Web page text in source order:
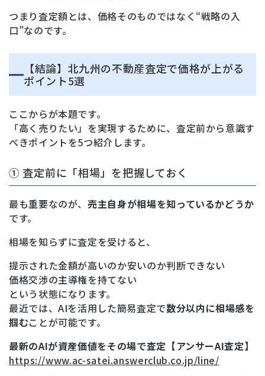
つまり査定額とは、価格そのものではなく“戦略の入
口”なのです。
【結論】北九州の不動産査定で価格が上がる
ポイント5選
ここからが本題です。
「高く売りたい」を実現するために、査定前から意識す
べきポイントを5つ紹介します。
① 査定前に「相場」を把握しておく
最も重要なのが、売主自身が相場を知っているかどうか
です。
相場を知らずに査定を受けると、
提示された金額が高いのか安いのか判断できない
価格交渉の主導権を持てない
という状態になります。
最近では、AIを活用した簡易査定で数分以内に相場感を
掴むことが可能です。
最新のAIが資産価値をその場で査定【アンサーAI査定】
https://www.ac-satei.answerclub.co.jp/line/